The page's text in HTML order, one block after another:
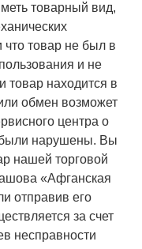
товарный вид,
товар не был в
и не
находится в
обмен возможет
центра о
были нарушены. Вы
нашей торговой
«Афганская
отправив его
за счет
несправности